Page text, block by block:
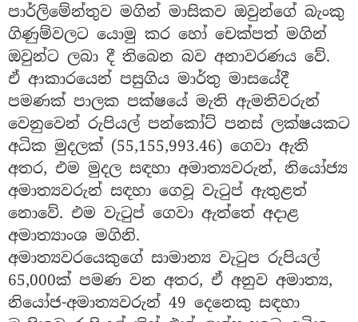
පාර්ලිමේන්තුව මගින් මාසිකව ඔවුන්ගේ බැංකු
ගිණුම්වලට යොමු කර හෝ චෙක්පත් මගින්
ඔවුන්ට ලබා දී තිබෙන බව අනාවරණය වේ.
ඒ ආකාරයෙන් පසුගිය මාර්තු මාසයේදී
පමණක් පාලක පක්ෂයේ මැති ඇමතිවරුන්
වෙනුවෙන් රුපියල් පන්කෝට් පනස් ලක්ෂයකට
අධික මුදලක් (55,155,993.46) ගෙවා ඇති
අතර, එම මුදල සඳහා අමාත්‍යවරුන්, නියෝජ්‍ය
අමාත්‍යවරුන් සඳහා ගෙවූ වැටුප් ඇතුළත්
නොවේ. එම වැටුප් ගෙවා ඇත්තේ අදාළ
අමාත්‍යාංශ මගිනි.
අමාත්‍යවරයෙකුගේ සාමාන්‍ය වැටුප රුපියල්
65,000ක් පමණ වන අතර, ඒ අනුව අමාත්‍ය,
නියෝජ-අමාත්‍යවරුන් 49 දෙනෙකු සඳහා